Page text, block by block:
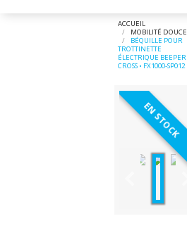
ACCUEIL
MOBILITÉ DOUCE
BÉQUILLE POUR
TROTTINETTE
ÉLECTRIQUE BEEPER
CROSS • FX1000-SP012
EN STOCK